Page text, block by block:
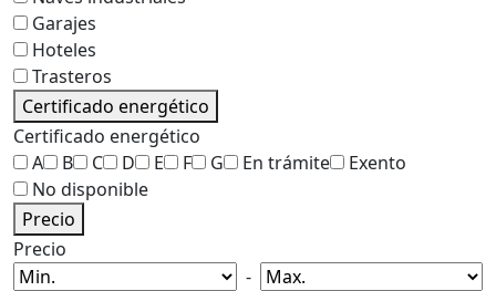
Garajes
Hoteles
Trasteros
Certificado energético
Certificado energético
A
B C D E F G En trámite
Exento
No disponible
Precio
Precio
-